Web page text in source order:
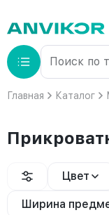
Главная Каталог
Цвет
Ширина